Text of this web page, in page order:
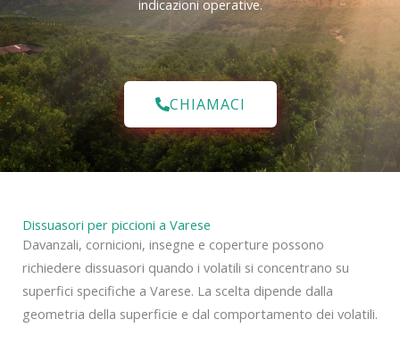
indicazioni operative.
CHIAMACI
Dissuasori per piccioni a Varese
Davanzali, cornicioni, insegne e coperture possono
richiedere dissuasori quando i volatili si concentrano su
superfici specifiche a Varese. La scelta dipende dalla
geometria della superficie e dal comportamento dei volatili.